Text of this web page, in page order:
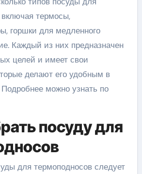
термосы,
горшки для медленного
Каждый из них предназначен
целей и имеет свои
делают его удобным в
можно узнать по
посуду для
для термоподносов следует